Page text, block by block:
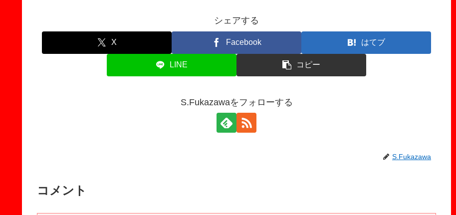
シェアする
X Facebook はてブ
LINE コピー
S.Fukazawaをフォローする
S.Fukazawa
コメント